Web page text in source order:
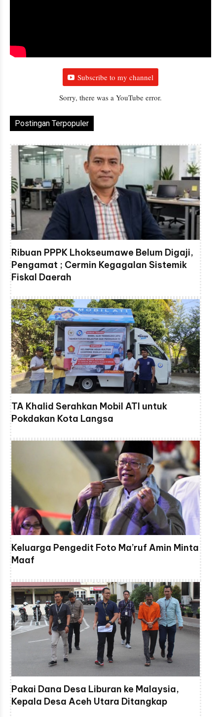
Subscribe to my channel
Sorry, there was a YouTube error.
Postingan Terpopuler
Ribuan PPPK Lhokseumawe Belum Digaji,
Pengamat ; Cermin Kegagalan Sistemik
Fiskal Daerah
TA Khalid Serahkan Mobil ATI untuk
Pokdakan Kota Langsa
Keluarga Pengedit Foto Ma’ruf Amin Minta
Maaf
Pakai Dana Desa Liburan ke Malaysia,
Kepala Desa Aceh Utara Ditangkap